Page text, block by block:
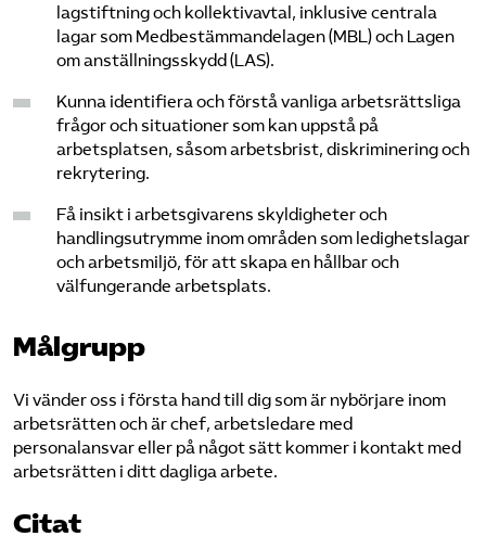
lagstiftning och kollektivavtal, inklusive centrala
lagar som Medbestämmandelagen (MBL) och Lagen
om anställningsskydd (LAS).
Kunna identifiera och förstå vanliga arbetsrättsliga
frågor och situationer som kan uppstå på
arbetsplatsen, såsom arbetsbrist, diskriminering och
rekrytering.
Få insikt i arbetsgivarens skyldigheter och
handlingsutrymme inom områden som ledighetslagar
och arbetsmiljö, för att skapa en hållbar och
välfungerande arbetsplats.
Målgrupp
Vi vänder oss i första hand till dig som är nybörjare inom
arbetsrätten och är chef, arbetsledare med
personalansvar eller på något sätt kommer i kontakt med
arbetsrätten i ditt dagliga arbete.
Citat